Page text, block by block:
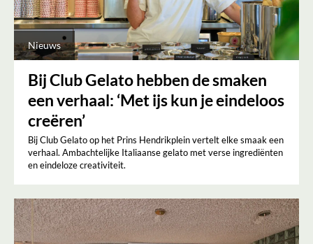
Nieuws
Bij Club Gelato hebben de smaken
een verhaal: ‘Met ijs kun je eindeloos
creëren’
Bij Club Gelato op het Prins Hendrikplein vertelt elke smaak een
verhaal. Ambachtelijke Italiaanse gelato met verse ingrediënten
en eindeloze creativiteit.